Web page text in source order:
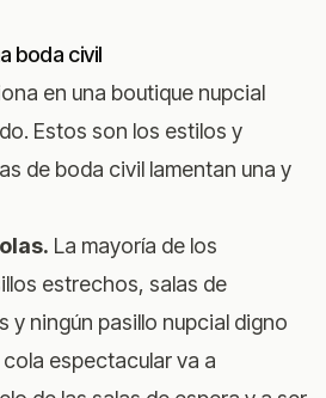
boda civil
en una boutique nupcial
Estos son los estilos y
de boda civil lamentan una y
La mayoría de los
estrechos, salas de
y ningún pasillo nupcial digno
espectacular va a